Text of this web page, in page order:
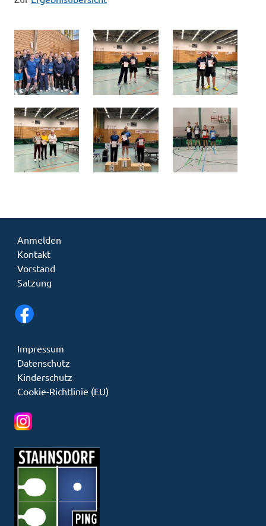
Anmelden
Kontakt
Vorstand
Satzung
Impressum
Datenschutz
Kinderschutz
Cookie-Richtlinie (EU)